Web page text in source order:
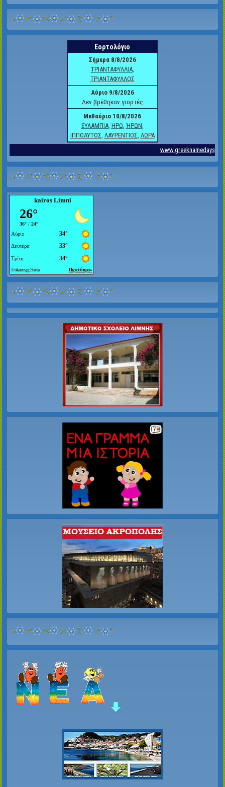
kairos Limni